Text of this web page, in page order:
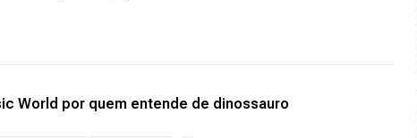
World por quem entende de dinossauro